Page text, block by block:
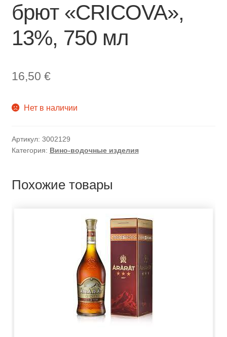
брют «CRICOVA»,
13%, 750 мл
16,50 €
Нет в наличии
Артикул: 3002129
Категория: Вино-водочные изделия
Похожие товары